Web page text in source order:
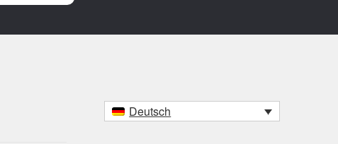
Deutsch